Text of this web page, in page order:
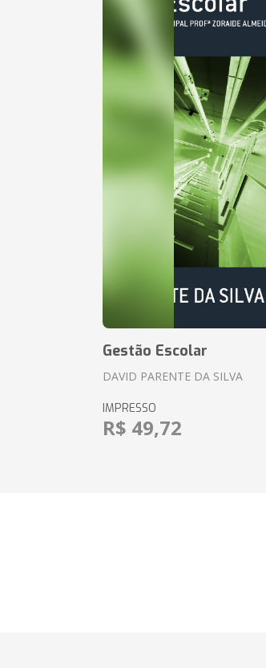
Gestão Escolar
DAVID PARENTE DA SILVA
IMPRESSO
R$ 49,72